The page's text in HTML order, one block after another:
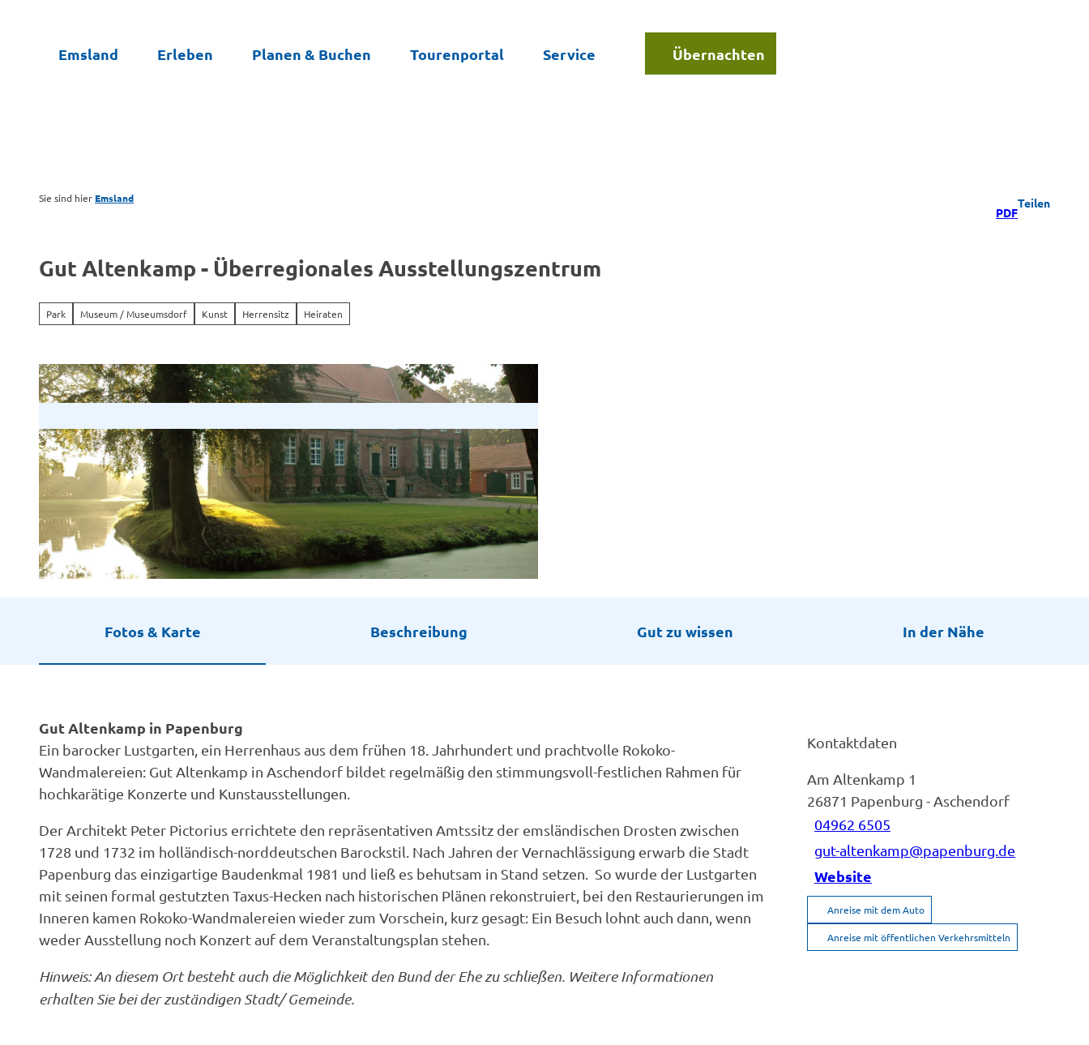
Emsland Erleben Planen & Buchen Tourenportal Service Übernachten
Sie sind hier Emsland
PDF
Teilen
Gut Altenkamp - Überregionales Ausstellungszentrum
Park Museum / Museumsdorf Kunst Herrensitz Heiraten
Fotos & Karte Beschreibung Gut zu wissen In der Nähe
Gut Altenkamp in Papenburg
Ein barocker Lustgarten, ein Herrenhaus aus dem frühen 18. Jahrhundert und prachtvolle Rokoko-
Wandmalereien: Gut Altenkamp in Aschendorf bildet regelmäßig den stimmungsvoll-festlichen Rahmen für
hochkarätige Konzerte und Kunstausstellungen.
Der Architekt Peter Pictorius errichtete den repräsentativen Amtssitz der emsländischen Drosten zwischen
1728 und 1732 im holländisch-norddeutschen Barockstil. Nach Jahren der Vernachlässigung erwarb die Stadt
Papenburg das einzigartige Baudenkmal 1981 und ließ es behutsam in Stand setzen. So wurde der Lustgarten
mit seinen formal gestutzten Taxus-Hecken nach historischen Plänen rekonstruiert, bei den Restaurierungen im
Inneren kamen Rokoko-Wandmalereien wieder zum Vorschein, kurz gesagt: Ein Besuch lohnt auch dann, wenn
weder Ausstellung noch Konzert auf dem Veranstaltungsplan stehen.
Hinweis: An diesem Ort besteht auch die Möglichkeit den Bund der Ehe zu schließen. Weitere Informationen
erhalten Sie bei der zuständigen Stadt/ Gemeinde.
Kontaktdaten
Am Altenkamp 1
26871 Papenburg - Aschendorf
04962 6505
gut-altenkamp@papenburg.de
Website
Anreise mit dem Auto
Anreise mit öffentlichen Verkehrsmitteln